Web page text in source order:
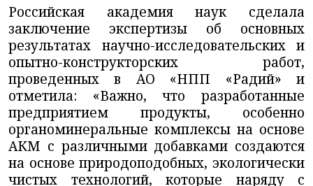
Российская академия наук сделала
заключение экспертизы об основных
результатах научно-исследовательских и
опытно-конструкторских работ,
проведенных в АО «НПП «Радий» и
отметила: «Важно, что разработанные
предприятием продукты, особенно
органоминеральные комплексы на основе
АКМ с различными добавками создаются
на основе природоподобных, экологически
чистых технологий, которые наряду с